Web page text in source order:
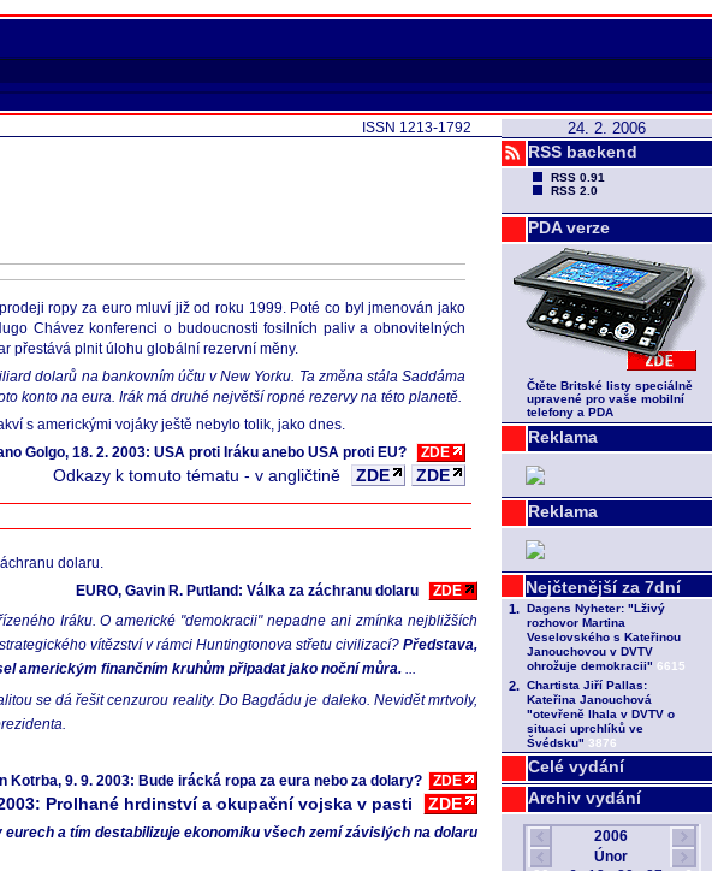
24. 2. 2006
RSS backend
RSS 0.91
RSS 2.0
PDA verze
Čtěte Britské listy speciálně
upravené pro vaše mobilní
telefony a PDA
Reklama
Reklama
Celé vydání
Archiv vydání
ISSN 1213-1792
ropy za euro mluví již od roku 1999. Poté co byl jmenován jako
Chávez konferenci o budoucnosti fosilních paliv a obnovitelných
přestává plnit úlohu globální rezervní měny.
dolarů na bankovním účtu v New Yorku. Ta změna stála Saddáma
konto na eura. Irák má druhé největší ropné rezervy na této planetě.
s americkými vojáky ještě nebylo tolik, jako dnes.
Golgo, 18. 2. 2003: USA proti Iráku anebo USA proti EU?
ZDE
Odkazy k tomuto tématu - v angličtině ZDE ZDE
dolaru.
EURO, Gavin R. Putland: Válka za záchranu dolaru
ZDE
Iráku. O americké "demokracii" nepadne ani zmínka nejbližších
vítězství v rámci Huntingtonova střetu civilizací? Představa,
americkým finančním kruhům připadat jako noční můra. ...
se dá řešit cenzurou reality. Do Bagdádu je daleko. Nevidět mrtvoly,
Kotrba, 9. 9. 2003: Bude irácká ropa za eura nebo za dolary?
ZDE
Prolhané hrdinství a okupační vojska v pasti ZDE
a tím destabilizuje ekonomiku všech zemí závislých na dolaru